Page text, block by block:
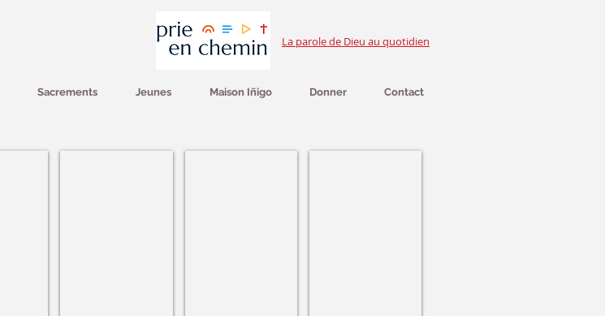
Sacrements Jeunes Maison Iñigo Donner Contact
La parole de Dieu au quotidien